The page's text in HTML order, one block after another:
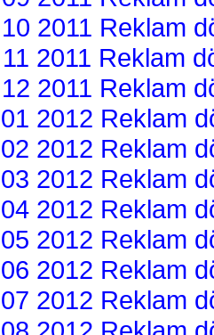
10 2011 Reklam
11 2011 Reklam
12 2011 Reklam
01 2012 Reklam
02 2012 Reklam
03 2012 Reklam
04 2012 Reklam
05 2012 Reklam
06 2012 Reklam
07 2012 Reklam